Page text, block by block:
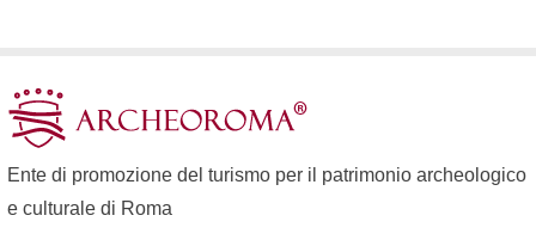
Ente di promozione del turismo per il patrimonio archeologico
e culturale di Roma